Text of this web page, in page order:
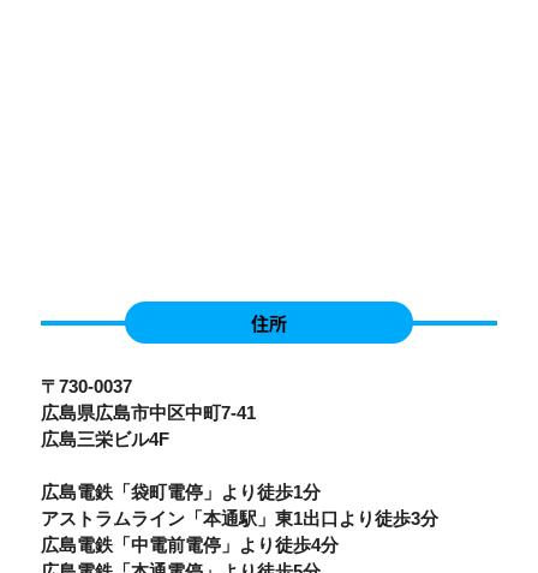
住所
〒730-0037
広島県広島市中区中町7-41
広島三栄ビル4F
広島電鉄「袋町電停」より徒歩1分
アストラムライン「本通駅」東1出口より徒歩3分
広島電鉄「中電前電停」より徒歩4分